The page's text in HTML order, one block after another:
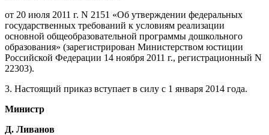
от 20 июля 2011 г. N 2151 «Об утверждении федеральных
государственных требований к условиям реализации
основной общеобразовательной программы дошкольного
образования» (зарегистрирован Министерством юстиции
Российской Федерации 14 ноября 2011 г., регистрационный N
22303).
3. Настоящий приказ вступает в силу с 1 января 2014 года.
Министр
Д. Ливанов